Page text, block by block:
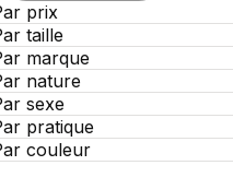
prix
taille
marque
nature
sexe
pratique
couleur